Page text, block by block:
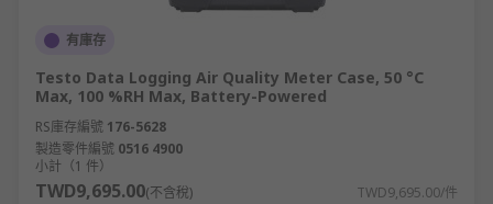
有庫存
Testo Data Logging Air Quality Meter Case, 50 °C
Max, 100 %RH Max, Battery-Powered
RS庫存編號 176-5628
製造零件編號 0516 4900
小計（1 件）
TWD9,695.00(不含稅) TWD9,695.00/件